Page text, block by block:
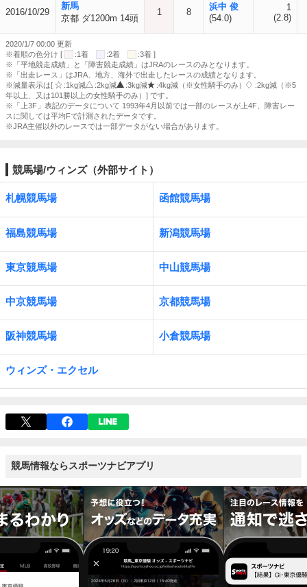
2016/10/29
新馬
京都 ダ1200m 14頭
1 8
浜中 俊
(54.0)
1
(2.8)
2020/1/7 00:00 更新
※着順の色分け [
:1着 :2着
:3着 ]
※「平地競走成績」と「障害競走成績」はJRAのレースのみとなります。
※「出走レース」はJRA、地方、海外で出走したレースの成績となります。
※減量表示は[
:1kg減 :2kg減 :3kg減 :4kg減（※女性騎手のみ）
:2kg減（※5
年以上、又は101勝以上の女性騎手のみ）] です。
※「上3F」表記のデータについて 1993年4月以前では一部のレースが上4F、障害レー
スに関しては平均Fで計測されたデータです。
※JRA主催以外のレースでは一部データがない場合があります。
競馬場/ウィンズ（外部サイト）
札幌競馬場 函館競馬場
福島競馬場 新潟競馬場
東京競馬場 中山競馬場
中京競馬場 京都競馬場
阪神競馬場 小倉競馬場
ウィンズ・エクセル
競馬情報ならスポーツナビアプリ